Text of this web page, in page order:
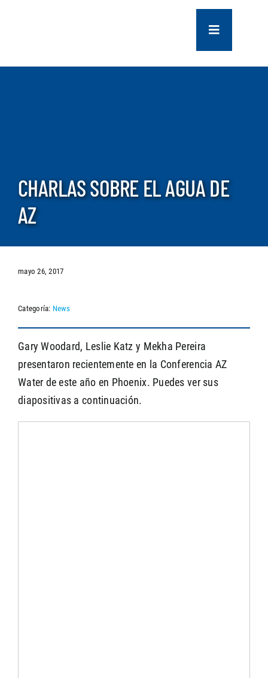
Navegación
de
palanca
COMPANY
CONTACT US
CHARLAS SOBRE EL AGUA DE
AZ
mayo 26, 2017
Categoría: News
Gary Woodard, Leslie Katz y Mekha Pereira
presentaron recientemente en la Conferencia AZ
Water de este año en Phoenix. Puedes ver sus
diapositivas a continuación.